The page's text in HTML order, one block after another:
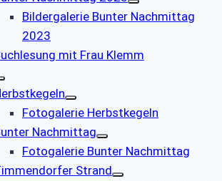
Bildergalerie Bunter Nachmittag
2023
mit Frau Klemm
Fotogalerie Herbstkegeln
Nachmittag
Fotogalerie Bunter Nachmittag
Strand